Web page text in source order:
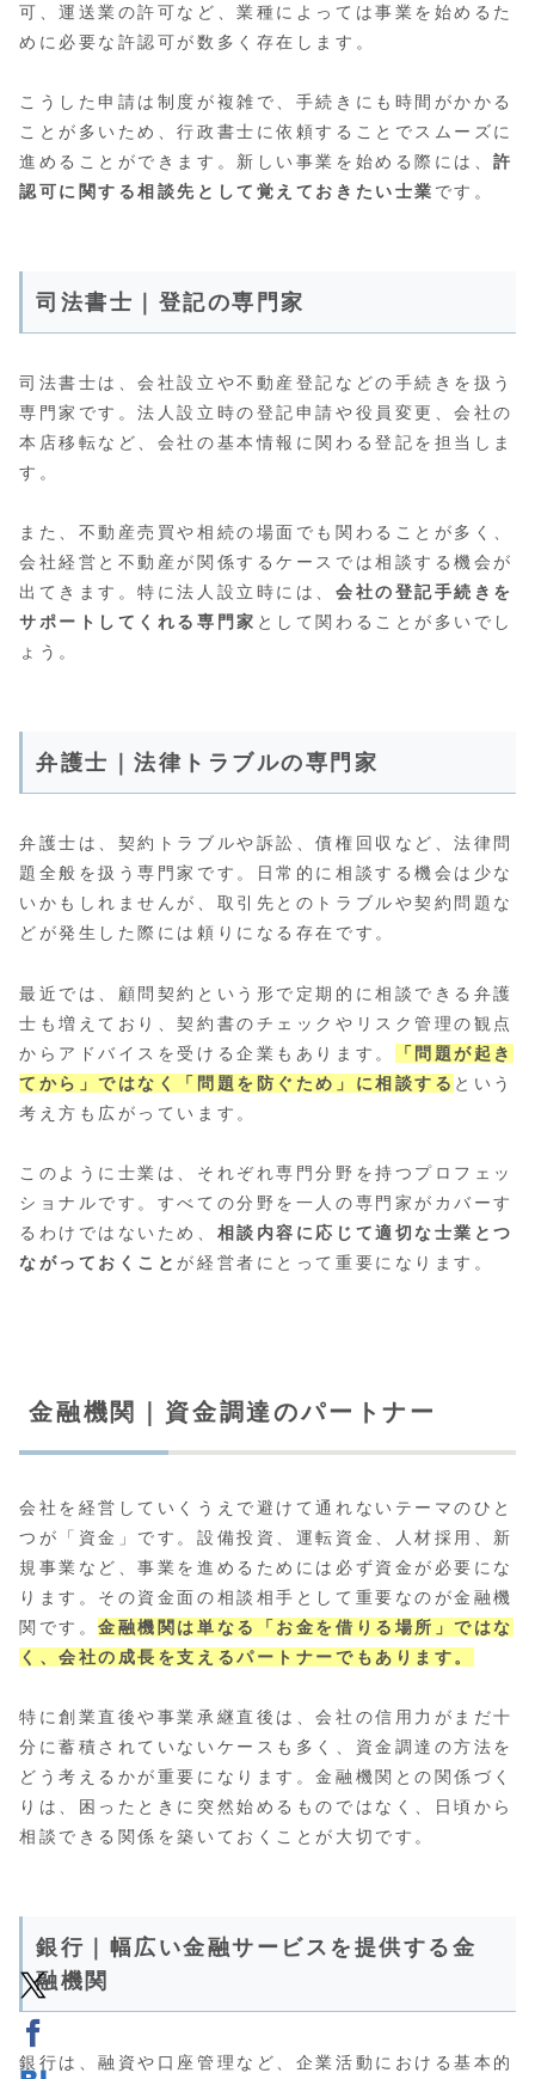
可、運送業の許可など、業種によっては事業を始めるた
めに必要な許認可が数多く存在します。
こうした申請は制度が複雑で、手続きにも時間がかかる
ことが多いため、行政書士に依頼することでスムーズに
進めることができます。新しい事業を始める際には、許
認可に関する相談先として覚えておきたい士業 です。
司法書士｜登記の専門家
司法書士は、会社設立や不動産登記などの手続きを扱う
専門家です。法人設立時の登記申請や役員変更、会社の
本店移転など、会社の基本情報に関わる登記を担当しま
す。
また、不動産売買や相続の場面でも関わることが多く、
会社経営と不動産が関係するケースでは相談する機会が
出てきます。特に法人設立時には、 会社の登記手続きを
サポートしてくれる専門家 として関わることが多いでし
ょう。
弁護士｜法律トラブルの専門家
弁護士は、契約トラブルや訴訟、債権回収など、法律問
題全般を扱う専門家です。日常的に相談する機会は少な
いかもしれませんが、取引先とのトラブルや契約問題な
どが発生した際には頼りになる存在です。
最近では、顧問契約という形で定期的に相談できる弁護
士も増えており、契約書のチェックやリスク管理の観点
からアドバイスを受ける企業もあります。
「問題が起き
てから」ではなく「問題を防ぐため」に相談する という
考え方も広がっています。
このように士業は、それぞれ専門分野を持つプロフェッ
ショナルです。すべての分野を一人の専門家がカバーす
るわけではないため、 相談内容に応じて適切な士業とつ
ながっておくこと が経営者にとって重要になります。
金融機関｜資金調達のパートナー
会社を経営していくうえで避けて通れないテーマのひと
つが「資金」です。設備投資、運転資金、人材採用、新
規事業など、事業を進めるためには必ず資金が必要にな
ります。その資金面の相談相手として重要なのが金融機
関です。金融機関は単なる「お金を借りる場所」ではな
く、会社の成長を支えるパートナーでもあります。
特に創業直後や事業承継直後は、会社の信用力がまだ十
分に蓄積されていないケースも多く、資金調達の方法を
どう考えるかが重要になります。金融機関との関係づく
りは、困ったときに突然始めるものではなく、日頃から
相談できる関係を築いておくことが大切です。
銀行｜幅広い金融サービスを提供する金
融機関
銀行は、融資や口座管理など、企業活動における基本的